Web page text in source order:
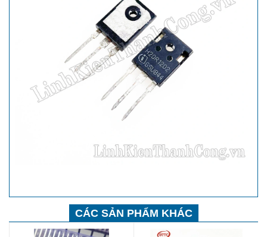
CÁC SẢN PHẨM KHÁC